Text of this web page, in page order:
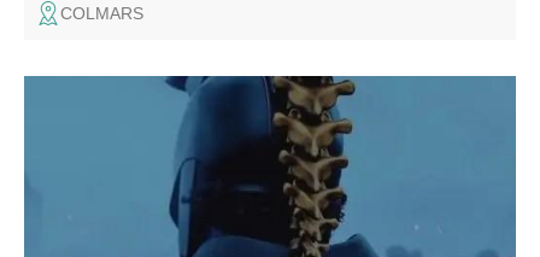
COLMARS
Le Cinéma de Pays et la Mairie d'Annot vous proposent
une projection en plein air : L'Odyssée